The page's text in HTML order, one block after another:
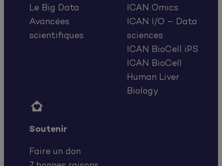
Le Big Data
Avancées
scientifiques
ICAN Omics
ICAN I/O – Data
sciences
ICAN BioCell iPS
ICAN BioCell
Human Liver
Biology

Soutenir
Faire un don